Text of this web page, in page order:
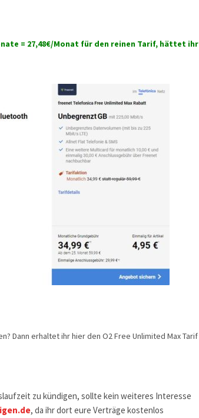
= 27,48€/Monat für den reinen Tarif, hättet ihr
Dann erhaltet ihr hier den O2 Free Unlimited Max Tarif
zu kündigen, sollte kein weiteres Interesse
, da ihr dort eure Verträge kostenlos